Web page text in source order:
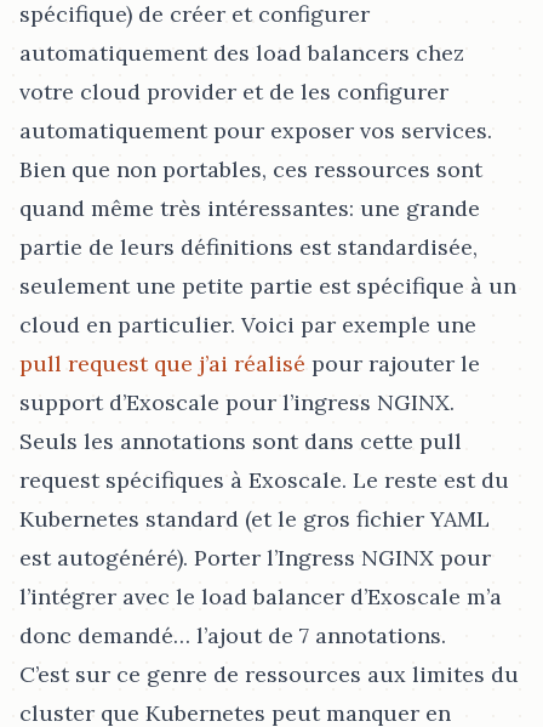
spécifique) de créer et configurer
automatiquement des load balancers chez
votre cloud provider et de les configurer
automatiquement pour exposer vos services.
Bien que non portables, ces ressources sont
quand même très intéressantes: une grande
partie de leurs définitions est standardisée,
seulement une petite partie est spécifique à un
cloud en particulier. Voici par exemple une
pull request que j’ai réalisé pour rajouter le
support d’Exoscale pour l’ingress NGINX.
Seuls les annotations sont dans cette pull
request spécifiques à Exoscale. Le reste est du
Kubernetes standard (et le gros fichier YAML
est autogénéré). Porter l’Ingress NGINX pour
l’intégrer avec le load balancer d’Exoscale m’a
donc demandé…​ l’ajout de 7 annotations.
C’est sur ce genre de ressources aux limites du
cluster que Kubernetes peut manquer en